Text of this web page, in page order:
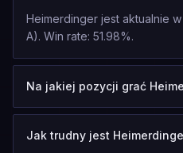
Heimerdinger jest aktualnie
A). Win rate: 51.98%.
Na jakiej pozycji grać
Jak trudny jest